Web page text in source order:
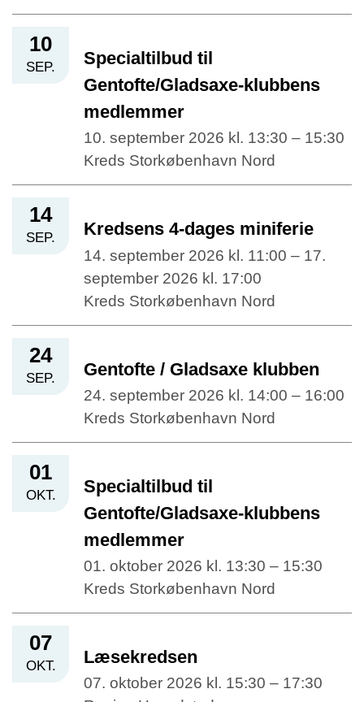
10
SEP.
Specialtilbud til
Gentofte/Gladsaxe-klubbens
medlemmer
10. september 2026 kl. 13:30 – 15:30
Kreds Storkøbenhavn Nord
14
SEP. Kredsens 4-dages miniferie
14. september 2026 kl. 11:00 – 17.
september 2026 kl. 17:00
Kreds Storkøbenhavn Nord
24
SEP. Gentofte / Gladsaxe klubben
24. september 2026 kl. 14:00 – 16:00
Kreds Storkøbenhavn Nord
01
OKT.
Specialtilbud til
Gentofte/Gladsaxe-klubbens
medlemmer
01. oktober 2026 kl. 13:30 – 15:30
Kreds Storkøbenhavn Nord
07
OKT. Læsekredsen
07. oktober 2026 kl. 15:30 – 17:30